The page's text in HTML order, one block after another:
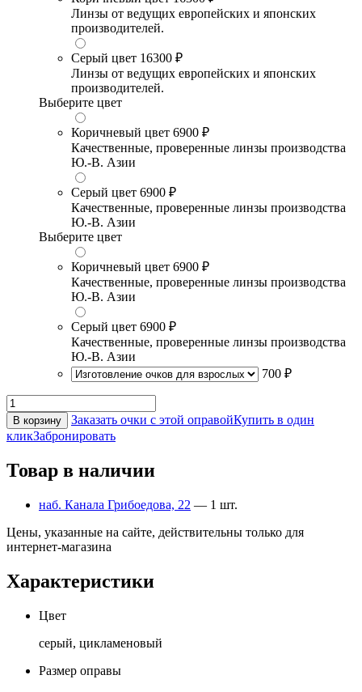
Линзы от ведущих европейских и японских
производителей.
Серый цвет 16300 ₽
Линзы от ведущих европейских и японских
производителей.
Выберите цвет
Коричневый цвет 6900 ₽
Качественные, проверенные линзы производства
Ю.-В. Азии
Серый цвет 6900 ₽
Качественные, проверенные линзы производства
Ю.-В. Азии
Выберите цвет
Коричневый цвет 6900 ₽
Качественные, проверенные линзы производства
Ю.-В. Азии
Серый цвет 6900 ₽
Качественные, проверенные линзы производства
Ю.-В. Азии
700 ₽
В корзину Заказать очки с этой оправойКупить в один
кликЗабронировать
Товар в наличии
наб. Канала Грибоедова, 22 — 1 шт.
Цены, указанные на сайте, действительны только для
интернет-магазина
Характеристики
Цвет
серый, цикламеновый
Размер оправы